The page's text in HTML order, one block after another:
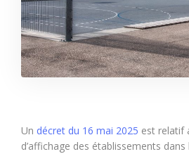
Un décret du 16 mai 2025 est relatif
d’affichage des établissements